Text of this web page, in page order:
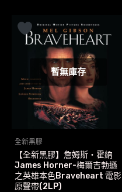
暫無庫存
全新黑膠
【全新黑膠】詹姆斯‧霍納
James Horner-梅爾吉勃遜
之英雄本色Braveheart 電影
原聲帶(2LP)